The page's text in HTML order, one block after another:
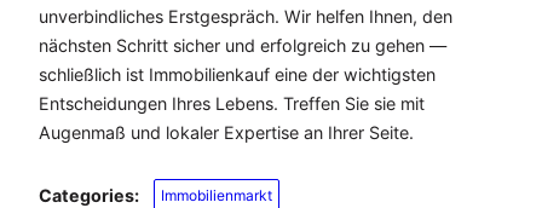
unverbindliches Erstgespräch. Wir helfen Ihnen, den
nächsten Schritt sicher und erfolgreich zu gehen —
schließlich ist Immobilienkauf eine der wichtigsten
Entscheidungen Ihres Lebens. Treffen Sie sie mit
Augenmaß und lokaler Expertise an Ihrer Seite.
Categories: Immobilienmarkt